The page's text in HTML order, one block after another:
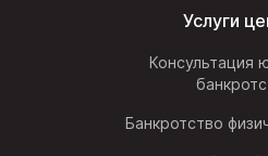
Услуги
Консультация
Банкротство